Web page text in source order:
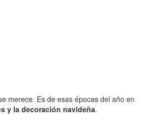
merece. Es de esas épocas del año en
y la decoración navideña.